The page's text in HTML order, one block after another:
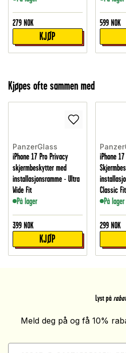
279 NOK
KJØP
599 NOK
Kjøpes ofte sammen med
PanzerGlass
iPhone 17 Pro Privacy
skjermbeskytter med
installasjonsramme - Ultra
Wide Fit
På lager
399 NOK
KJØP
iPhone
Classic Fit
På lager
299 NOK
Lyst på
Meld deg på og få 10%